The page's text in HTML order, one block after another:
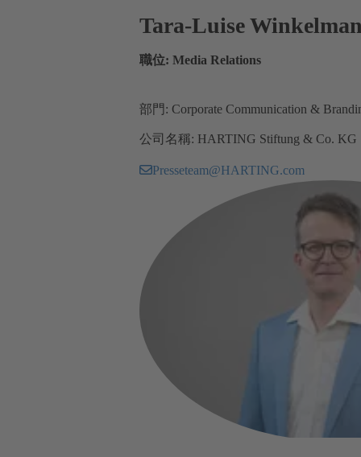
Tara-Luise
職位: Media Relations
部門: Corporate Communication &
公司名稱: HARTING Stiftung & Co. KG
Presseteam@HARTING.com